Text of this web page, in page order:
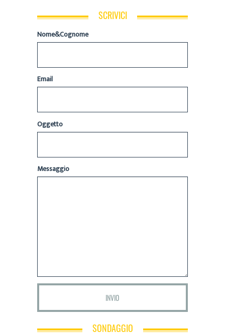
SCRIVICI
Nome&Cognome
Email
Oggetto
Messaggio
SONDAGGIO